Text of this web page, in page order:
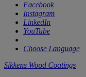
Facebook
Instagram
LinkedIn
YouTube
Choose Language
Sikkens Wood Coatings